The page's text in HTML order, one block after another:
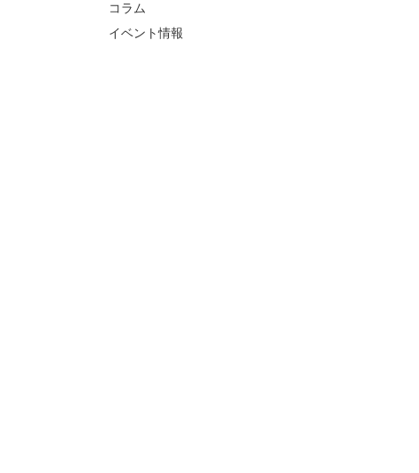
コラム
イベント情報